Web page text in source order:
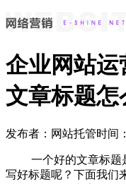
企业网站运
文章标题怎
发布者：网站托管时间
一个好的文章标题是
写好标题呢？下面我们